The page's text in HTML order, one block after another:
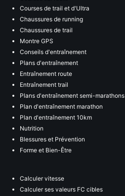
Courses de trail et d'Ultra
Chaussures de running
Chaussures de trail
Montre GPS
Conseils d'entraînement
Plans d'entraînement
Entraînement route
Entraînement trail
Plans d'entraînement semi-marathons
Plan d'entraînement marathon
Plan d'entraînement 10km
Nutrition
Blessures et Prévention
Forme et Bien-Être
Calculer vitesse
Calculer ses valeurs FC cibles